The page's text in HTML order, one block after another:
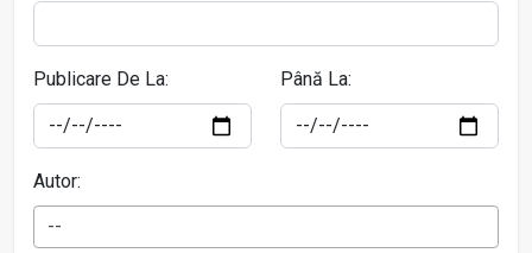
Publicare De La: Până La:
Autor:
--